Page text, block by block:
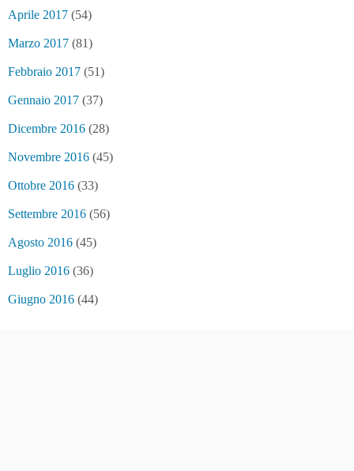
Aprile 2017 (54)
Marzo 2017 (81)
Febbraio 2017 (51)
Gennaio 2017 (37)
Dicembre 2016 (28)
Novembre 2016 (45)
Ottobre 2016 (33)
Settembre 2016 (56)
Agosto 2016 (45)
Luglio 2016 (36)
Giugno 2016 (44)